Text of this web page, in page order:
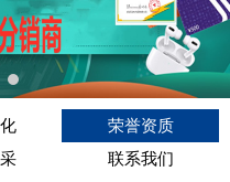
荣誉资质
联系我们